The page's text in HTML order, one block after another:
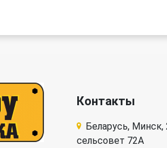
Контакты
Беларусь,
сельсовет 72А